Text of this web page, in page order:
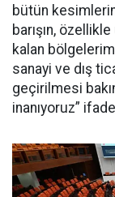
bütün
barışın,
kalan
sanayi ve dış
geçirilmesi
inanıyoruz”